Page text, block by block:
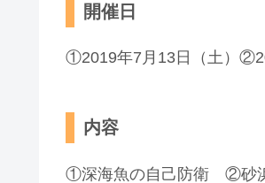
開催日
①2019年7月13日（土）
内容
①深海魚の自己防衛 ②砂